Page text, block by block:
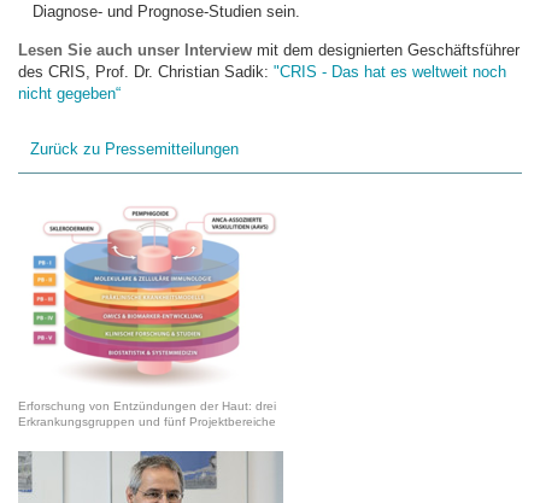
Diagnose- und Prognose-Studien sein.
Lesen Sie auch unser Interview mit dem designierten Geschäftsführer
des CRIS, Prof. Dr. Christian Sadik: "CRIS - Das hat es weltweit noch
nicht gegeben“
Zurück zu Pressemitteilungen
Erforschung von Entzündungen der Haut: drei
Erkrankungsgruppen und fünf Projektbereiche